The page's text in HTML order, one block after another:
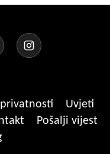
Uvjeti
Pošalji vijest